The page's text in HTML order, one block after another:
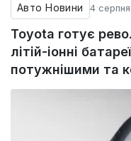
Авто Новини 4
Toyota готує
літій-іонні
потужнішими та